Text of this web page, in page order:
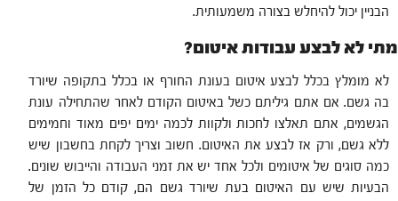
הבניין יכול להיחלש בצורה משמעותית.
מתי לא לבצע עבודות איטום?
לא מומלץ בכלל לבצע איטום בעונת החורף או בכלל בתקופה שיורד
בה גשם. אם אתם גיליתם כשל באיטום הקודם לאחר שהתחילה עונת
הגשמים, אתם תאלצו לחכות ולקוות לכמה ימים יפים מאוד וחמימים
ללא גשם, ורק אז לבצע את האיטום. חשוב וצריך לקחת בחשבון שיש
כמה סוגים של איטומים ולכל אחד יש את זמני העבודה והייבוש שונים.
הבעיות שיש עם האיטום בעת שיורד גשם הם, קודם כל הזמן של